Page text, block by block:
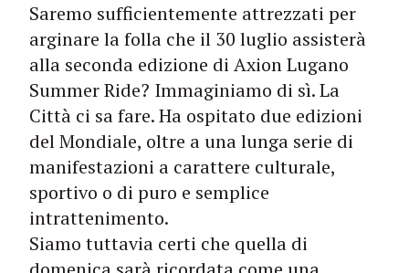
Saremo sufficientemente attrezzati per
arginare la folla che il 30 luglio assisterà
alla seconda edizione di Axion Lugano
Summer Ride? Immaginiamo di sì. La
Città ci sa fare. Ha ospitato due edizioni
del Mondiale, oltre a una lunga serie di
manifestazioni a carattere culturale,
sportivo o di puro e semplice
intrattenimento.
Siamo tuttavia certi che quella di